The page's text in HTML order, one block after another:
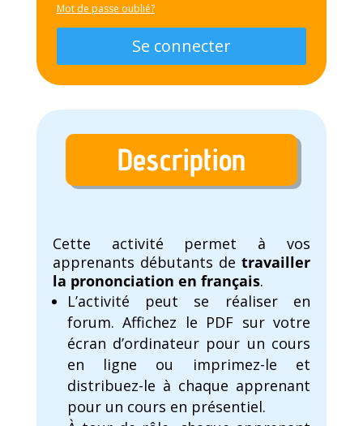
Mot de passe oublié?
Se connecter
Description
Cette activité permet à vos
apprenants débutants detravailler
la prononciation en français.
L’activité peut se réaliser en
forum. Affichez le PDF sur votre
écran d’ordinateur pour un cours
en ligne ou imprimez-le et
distribuez-le à chaque apprenant
pour un cours en présentiel.